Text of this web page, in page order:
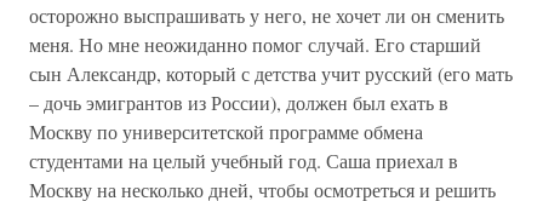
осторожно выспрашивать у него, не хочет ли он сменить
меня. Но мне неожиданно помог случай. Его старший
сын Александр, который с детства учит русский (его мать
– дочь эмигрантов из России), должен был ехать в
Москву по университетской программе обмена
студентами на целый учебный год. Саша приехал в
Москву на несколько дней, чтобы осмотреться и решить